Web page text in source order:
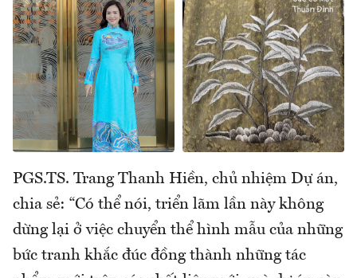
PGS.TS. Trang Thanh Hiền, chủ nhiệm Dự án,
chia sẻ: “Có thể nói, triển lãm lần này không
dừng lại ở việc chuyển thể hình mẫu của những
bức tranh khắc đúc đồng thành những tác